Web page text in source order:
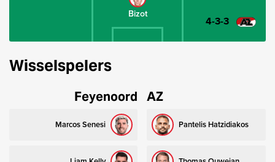
Bizot 4-3-3
Wisselspelers
Feyenoord
Marcos Senesi
AZ
Pantelis Hatzidiakos